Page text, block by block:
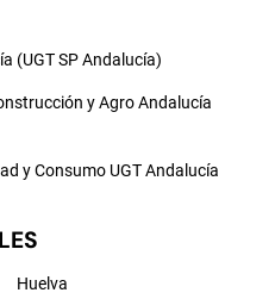
(UGT SP Andalucía)
y Agro Andalucía
y Consumo UGT Andalucía
Huelva